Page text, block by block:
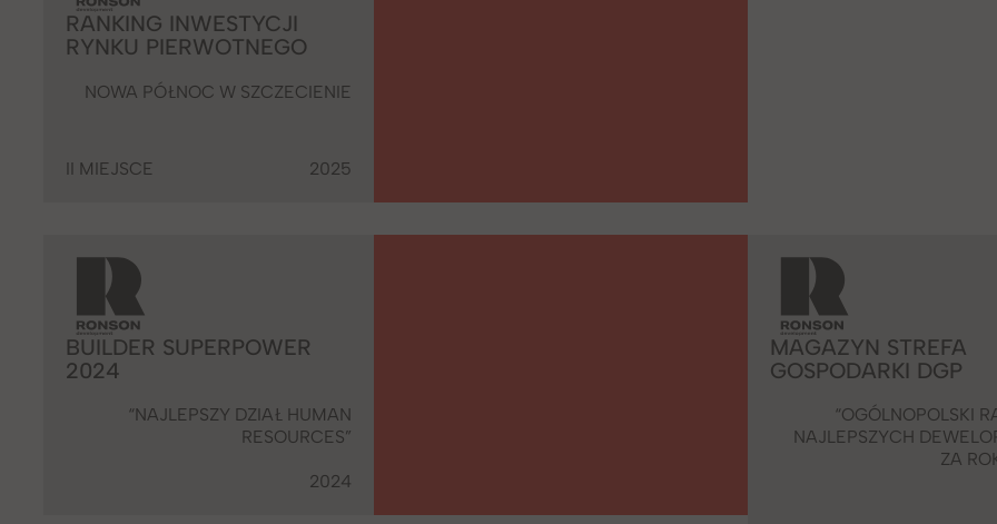
RANKING INWESTYCJI
RYNKU PIERWOTNEGO
NOWA PÓŁNOC W SZCZECIENIE
II MIEJSCE 2025
BUILDER SUPERPOWER
2024
“NAJLEPSZY DZIAŁ HUMAN
RESOURCES”
2024
MAGAZYN STREFA
GOSPODARKI DGP
“OGÓLNOPOLSKI
NAJLEPSZYCH
ZA